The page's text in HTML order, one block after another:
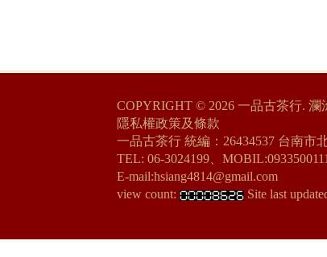
COPYRIGHT © 2026一品古茶行. 瀾
隱私權政策及條款
一品古茶行 統編：26434537 台南市
TEL: 06-3024199、
E-mail:hsiang4814@gmail.com
view count:
Site last